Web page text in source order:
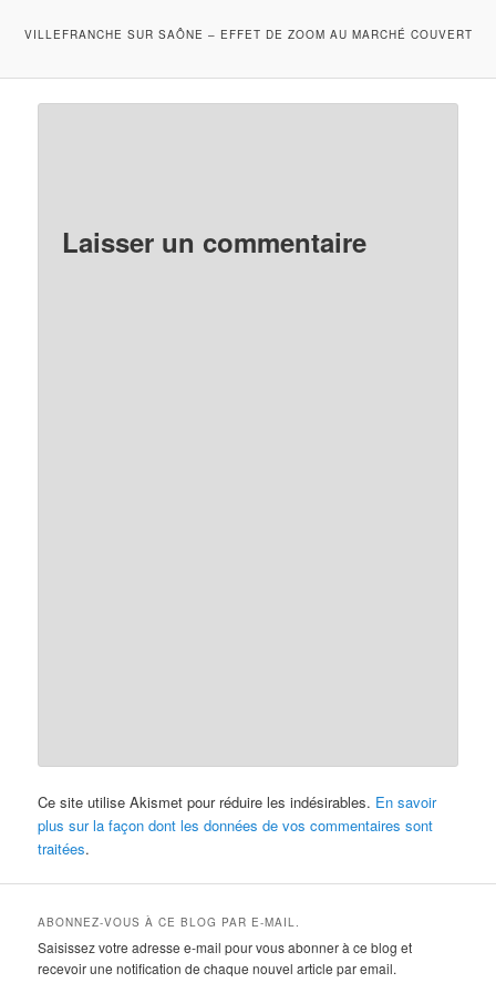
VILLEFRANCHE SUR SAÔNE – EFFET DE ZOOM AU MARCHÉ COUVERT
Laisser un commentaire
Ce site utilise Akismet pour réduire les indésirables. En savoir
plus sur la façon dont les données de vos commentaires sont
traitées.
ABONNEZ-VOUS À CE BLOG PAR E-MAIL.
Saisissez votre adresse e-mail pour vous abonner à ce blog et
recevoir une notification de chaque nouvel article par email.